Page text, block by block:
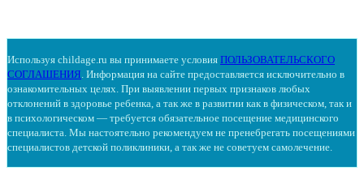
Используя childage.ru вы принимаете условия ПОЛЬЗОВАТЕЛЬСКОГО
СОГЛАШЕНИЯ . Информация на сайте предоставляется исключительно в
ознакомительных целях. При выявлении первых признаков любых
отклонений в здоровье ребенка, а так же в развитии как в физическом, так и
в психологическом — требуется обязательное посещение медицинского
специалиста. Мы настоятельно рекомендуем не пренебрегать посещениями
специалистов детской поликлиники, а так же не советуем самолечение.